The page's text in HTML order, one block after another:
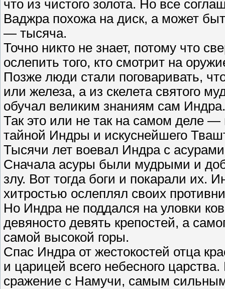
что из чистого золота. Но все
Ваджра похожа на диск, а может
— тысяча.
Точно никто не знает, потому что
ослепить того, кто смотрит на
Позже люди стали поговаривать,
или железа, а из скелета святого
обучал великим знаниям сам Индра.
Так это или не так на самом деле —
тайной Индры и искуснейшего
Тысячи лет воевал Индра с
Сначала асуры были мудрыми и
злу. Вот тогда боги и покарали их.
хитростью ослеплял своих
Но Индра не поддался на уловки
девяносто девять крепостей, а
самой высокой горы.
Спас Индра от жестокостей отца
и царицей всего небесного
сражение с Намучи, самым